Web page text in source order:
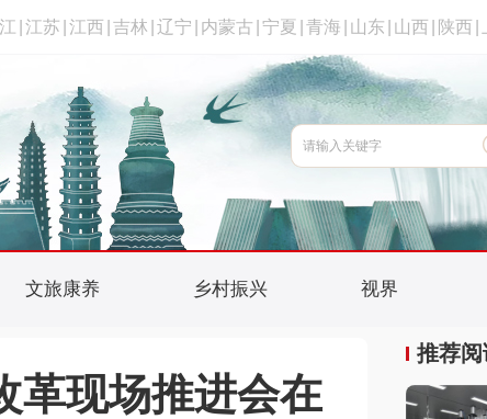
江苏 江西 吉林 辽宁 内蒙古 宁夏 青海 山东 山西 陕西
文旅康养 乡村振兴 视界
革现场推进会在
推荐阅